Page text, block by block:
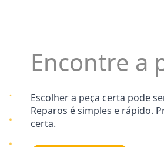
Encontre a
Escolher a peça certa pode
Reparos é simples e rápido.
certa.